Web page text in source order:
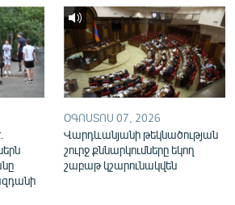
կայքերը
ՕԳՈՍՏՈՍ 07, 2026
Վարդևանյանի թեկնածության
շուրջ քննարկումները եկող
շաբաթ կշարունակվեն